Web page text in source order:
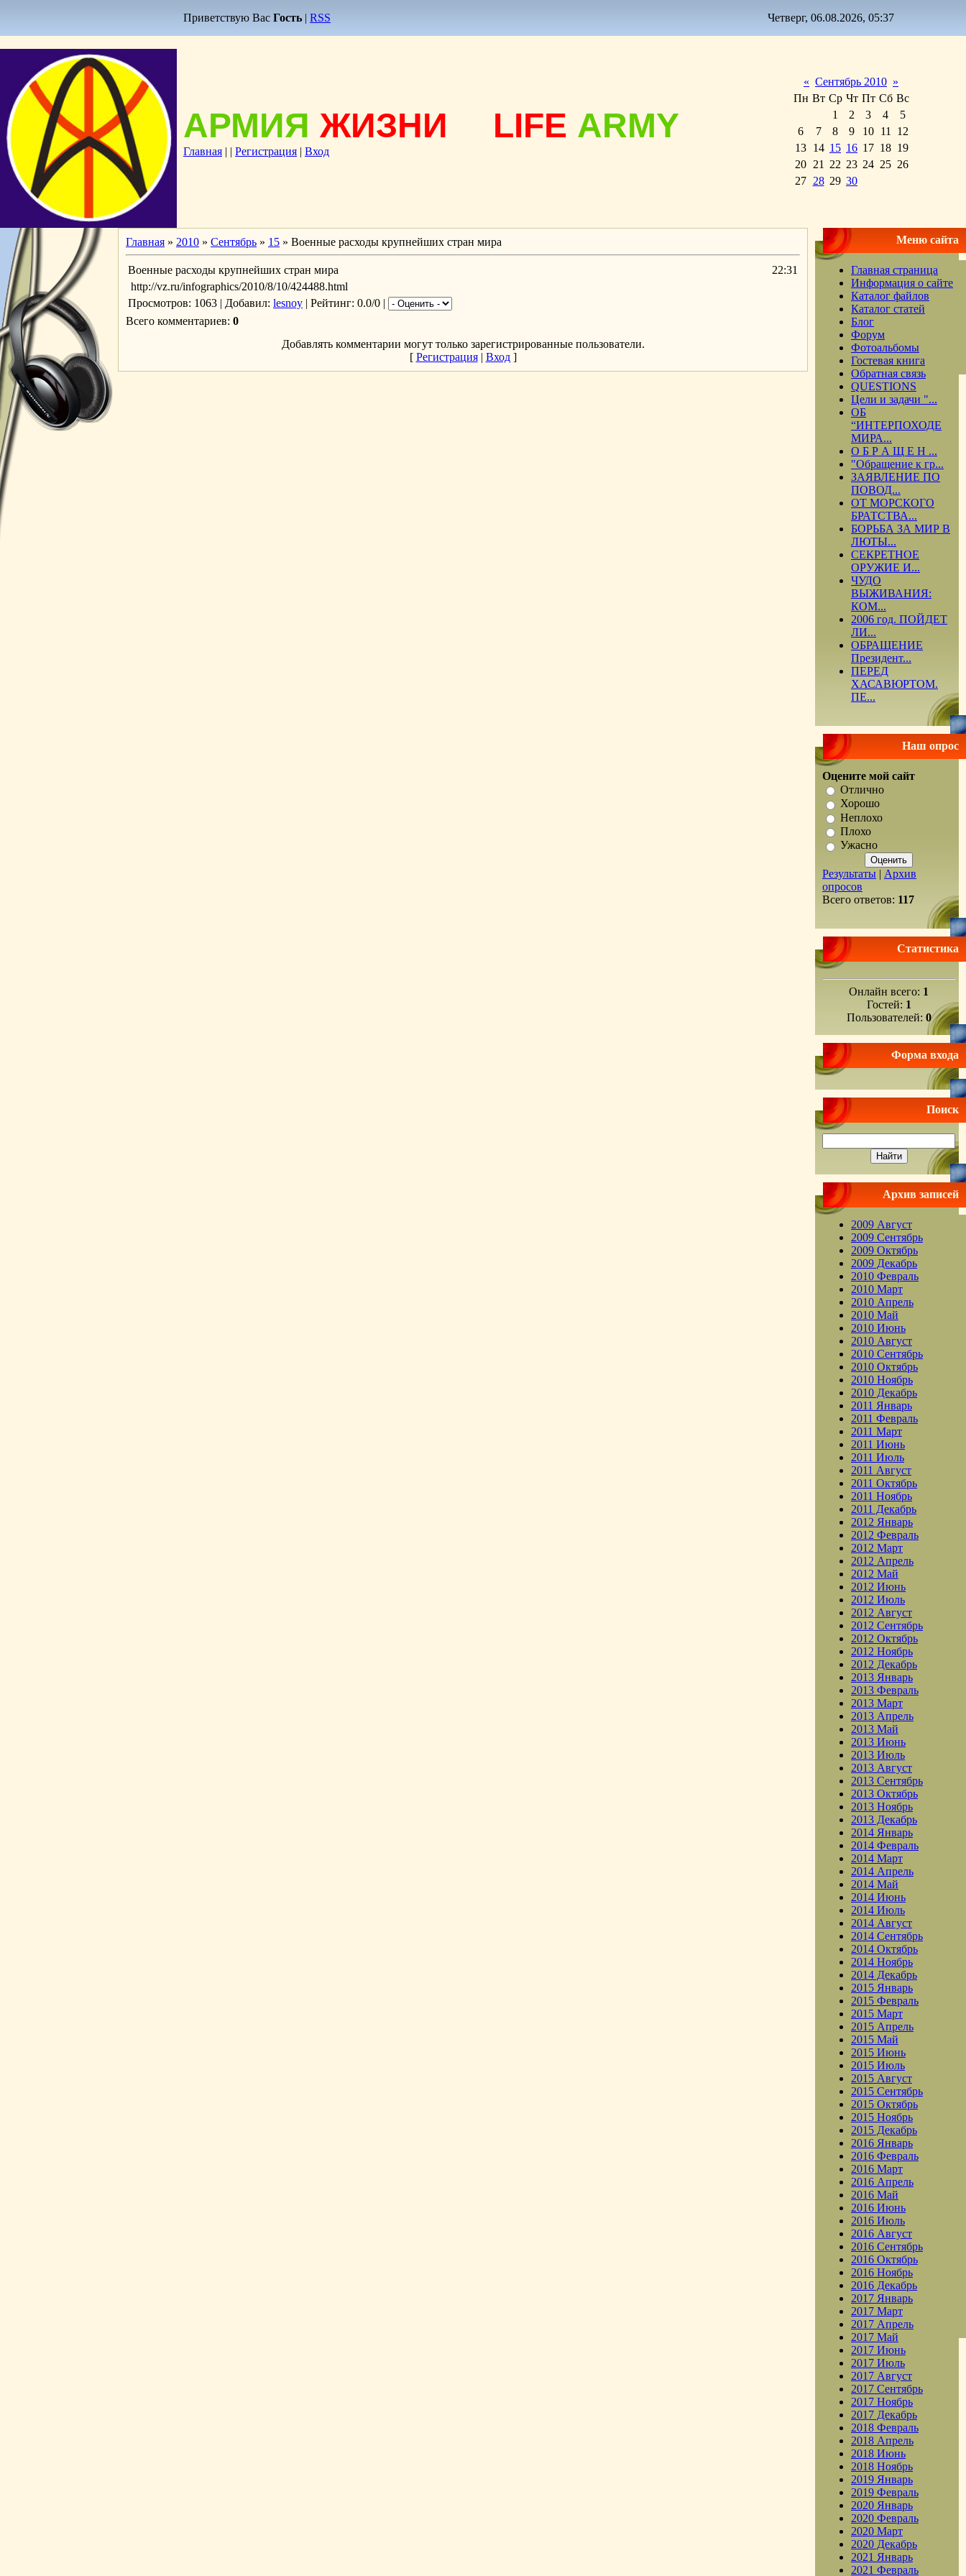
Приветствую Вас Гость | RSS Четверг, 06.08.2026, 05:37
АРМИЯ ЖИЗНИ LIFE ARMY
Главная | | Регистрация | Вход
« Сентябрь 2010 »
Пн Вт Ср Чт Пт Сб Вс
1
2 3 4
5
6
7 8 9 10 11
12
13 14 15 16 17 18 19
20 21 22 23 24 25 26
27 28 29 30
Главная » 2010 » Сентябрь » 15 » Военные расходы крупнейших стран мира
Военные расходы крупнейших стран мира
22:31
http://vz.ru/infographics/2010/8/10/424488.html
Просмотров: 1063 | Добавил: lesnoy | Рейтинг: 0.0/0 |
Всего комментариев: 0
Добавлять комментарии могут только зарегистрированные пользователи.
[ Регистрация| Вход]
Меню сайта
Главная страница
Информация о сайте
Каталог файлов
Каталог статей
Блог
Форум
Фотоальбомы
Гостевая книга
Обратная связь
QUESTIONS
Цели и задачи "...
ОБ
“ИНТЕРПОХОДЕ
МИРА...
О Б Р А Щ Е Н ...
"Обращение к гр...
ЗАЯВЛЕНИЕ ПО
ПОВОД...
ОТ МОРСКОГО
БРАТСТВА...
БОРЬБА ЗА МИР В
ЛЮТЫ...
СЕКРЕТНОЕ
ОРУЖИЕ И...
ЧУДО
ВЫЖИВАНИЯ:
КОМ...
2006 год. ПОЙДЕТ
ЛИ...
ОБРАЩЕНИЕ
Президент...
ПЕРЕД
ХАСАВЮРТОМ.
ПЕ...
Наш опрос
Оцените мой сайт
Отлично
Хорошо
Неплохо
Плохо
Ужасно
Результаты | Архив
опросов
Всего ответов: 117
Статистика
Онлайн всего: 1
Гостей: 1
Пользователей: 0
Форма входа
Поиск
Архив записей
2009 Август
2009 Сентябрь
2009 Октябрь
2009 Декабрь
2010 Февраль
2010 Март
2010 Апрель
2010 Май
2010 Июнь
2010 Август
2010 Сентябрь
2010 Октябрь
2010 Ноябрь
2010 Декабрь
2011 Январь
2011 Февраль
2011 Март
2011 Июнь
2011 Июль
2011 Август
2011 Октябрь
2011 Ноябрь
2011 Декабрь
2012 Январь
2012 Февраль
2012 Март
2012 Апрель
2012 Май
2012 Июнь
2012 Июль
2012 Август
2012 Сентябрь
2012 Октябрь
2012 Ноябрь
2012 Декабрь
2013 Январь
2013 Февраль
2013 Март
2013 Апрель
2013 Май
2013 Июнь
2013 Июль
2013 Август
2013 Сентябрь
2013 Октябрь
2013 Ноябрь
2013 Декабрь
2014 Январь
2014 Февраль
2014 Март
2014 Апрель
2014 Май
2014 Июнь
2014 Июль
2014 Август
2014 Сентябрь
2014 Октябрь
2014 Ноябрь
2014 Декабрь
2015 Январь
2015 Февраль
2015 Март
2015 Апрель
2015 Май
2015 Июнь
2015 Июль
2015 Август
2015 Сентябрь
2015 Октябрь
2015 Ноябрь
2015 Декабрь
2016 Январь
2016 Февраль
2016 Март
2016 Апрель
2016 Май
2016 Июнь
2016 Июль
2016 Август
2016 Сентябрь
2016 Октябрь
2016 Ноябрь
2016 Декабрь
2017 Январь
2017 Март
2017 Апрель
2017 Май
2017 Июнь
2017 Июль
2017 Август
2017 Сентябрь
2017 Ноябрь
2017 Декабрь
2018 Февраль
2018 Апрель
2018 Июнь
2018 Ноябрь
2019 Январь
2019 Февраль
2020 Январь
2020 Февраль
2020 Март
2020 Декабрь
2021 Январь
2021 Февраль